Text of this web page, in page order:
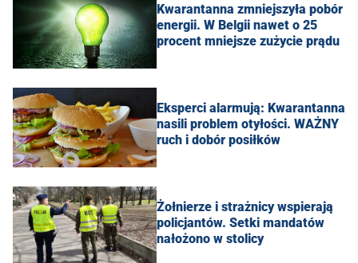
Kwarantanna zmniejszyła pobór
energii. W Belgii nawet o 25
procent mniejsze zużycie prądu
Eksperci alarmują: Kwarantanna
nasili problem otyłości. WAŻNY
ruch i dobór posiłków
Żołnierze i strażnicy wspierają
policjantów. Setki mandatów
nałożono w stolicy